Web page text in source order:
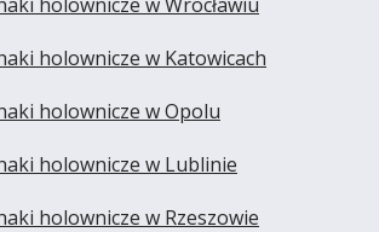
holownicze w Katowicach
holownicze w Opolu
holownicze w Lublinie
holownicze w Rzeszowie